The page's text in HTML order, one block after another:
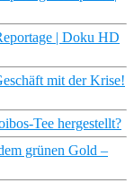
| Doku HD
mit der Krise!
Tee hergestellt?
grünen Gold –